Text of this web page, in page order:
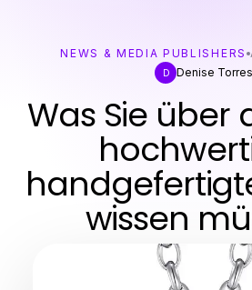
NEWS & MEDIA PUBLISHERS
D Denise Torres
Was Sie über
wissen